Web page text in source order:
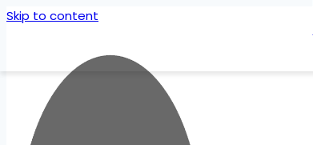
Skip to content